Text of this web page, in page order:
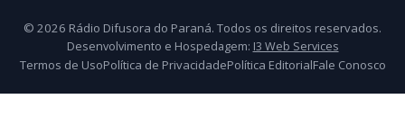
© 2026 Rádio Difusora do Paraná. Todos os direitos reservados.
Desenvolvimento e Hospedagem: I3 Web Services
Termos de UsoPolítica de PrivacidadePolítica EditorialFale Conosco